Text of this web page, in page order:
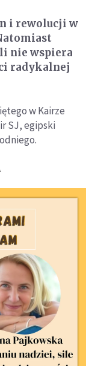
i rewolucji w
nie wspiera
radykalnej
w Kairze
SJ, egipski